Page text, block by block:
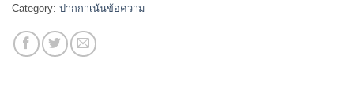
Category: ปากกาเน้นข้อความ